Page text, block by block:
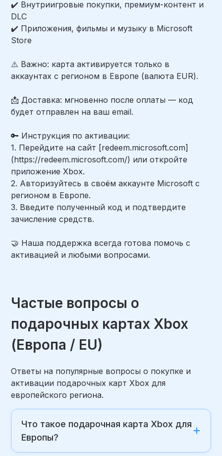
✔️ Внутриигровые покупки, премиум-контент и
DLC
✔️ Приложения, фильмы и музыку в Microsoft
Store
⚠️ Важно: карта активируется только в
аккаунтах с регионом в Европе (валюта EUR).
📩 Доставка: мгновенно после оплаты — код
будет отправлен на ваш email.
🔑 Инструкция по активации:
1. Перейдите на сайт [redeem.microsoft.com]
(https://redeem.microsoft.com/) или откройте
приложение Xbox.
2. Авторизуйтесь в своём аккаунте Microsoft с
регионом в Европе.
3. Введите полученный код и подтвердите
зачисление средств.
🤝 Наша поддержка всегда готова помочь с
активацией и любыми вопросами.
Частые вопросы о
подарочных картах Xbox
(Европа / EU)
Ответы на популярные вопросы о покупке и
активации подарочных карт Xbox для
европейского региона.
Что такое подарочная карта Xbox для
Европы?